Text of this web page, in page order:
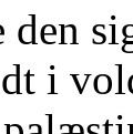
den
i